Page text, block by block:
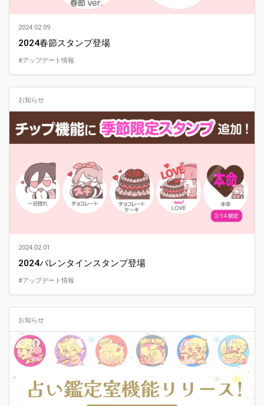
2024.02.09
2024春節スタンプ登場
#アップデート情報
お知らせ
2024.02.01
2024バレンタインスタンプ登場
#アップデート情報
お知らせ